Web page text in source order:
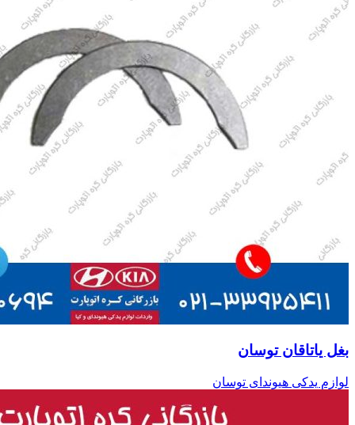
بغل یاتاقان توسان
لوازم یدکی هیوندای توسان